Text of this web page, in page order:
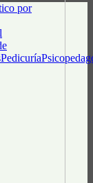
por
Pedicuría